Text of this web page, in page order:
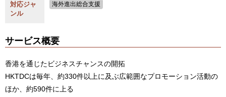
対応ジャ
ンル
海外進出総合支援
サービス概要
香港を通じたビジネスチャンスの開拓
HKTDCは毎年、約330件以上に及ぶ広範囲なプロモーション活動の
ほか、約590件に上る